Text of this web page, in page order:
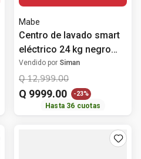
Mabe
Centro de lavado smart
eléctrico 24 kg negro
Mabe MCL2440EPDG0
Vendido por Siman
Q 12,999.00
Q 9999.00 -23%
Hasta 36 cuotas